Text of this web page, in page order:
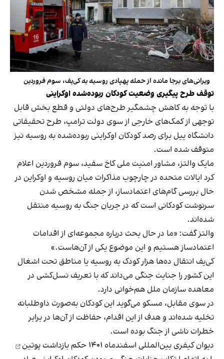
ویرانی‌های برجا مانده از حمله پهپادی روسیه به کی‌یف، سوم فروردین
توقف طرح پیگیری وضعیت کودکان ربوده‌شده اوکراینی
با توجه به کاهش چشمگیر طرح‌های دولتی و قطع بخش قابل‌
توجهی از کمک‌های خارجی از سوی دولت ترامپ، طرح تحقیقاتی
دانشگاه ییل برای رصد کودکان اوکراینی ربوده‌شده به روسیه نیز
متوقف شده است.
مایک والتز، مشاور امنیت ملی کاخ سفید، سوم فروردین اعلام
کرد ایالات متحده در چارچوب مذاکرات میان روسیه و اوکراین در
حال بررسی گام‌های اعتمادساز، از جمله مشخص شدن
سرنوشت کودکانی است که در جریان جنگ به روسیه منتقل
شده‌اند.
والتز گفت: «ما در حال بحث درباره مجموعه‌ای از اقدامات
اعتمادساز هستیم و این موضوع یکی از آن‌هاست.»
کی‌یف انتقال ده‌ها هزار کودک به روسیه یا مناطق تحت اشغال
این کشور را جنایت جنگی می‌داند که با تعریف نسل‌کشی در
معاهده سازمان ملل هم‌خوانی دارد.
در سوی مقابل، مسکو می‌گوید این کودکان به‌صورت داوطلبانه
تخلیه شده‌اند و هدف از این اقدام، حفاظت از آن‌ها در برابر
خطرات ناشی از جنگ بوده است.
دیوان کیفری بین‌المللی اسفندماه ۱۴۰۱
حکم بازداشت پوتین